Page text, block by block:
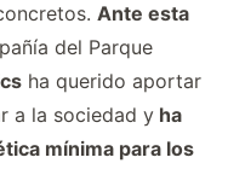
Ante esta
del Parque
ha querido aportar
a la sociedad y ha
mínima para los